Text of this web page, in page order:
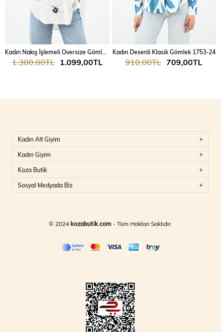
1.099,00TL
1.300,00TL
Kadın Desenli Klasik Gömlek 1753-24
709,00TL
910,00TL
Kadın Alt Giyim
Kadın Giyim
Koza Butik
Sosyal Medyada Biz
© 2024kozabutik.com - Tüm Hakları Saklıdır.